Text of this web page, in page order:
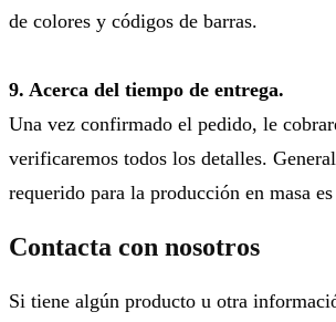
de colores y códigos de barras.
9. Acerca del tiempo de entrega.
Una vez confirmado el pedido, le
verificaremos todos los detalles.
requerido para la producción en masa
Contacta con nosotros
Si tiene algún producto u otra